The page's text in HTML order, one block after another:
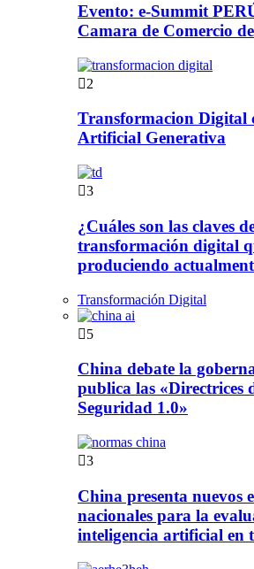
Evento: e-Summit
Camara de Comercio
2
Transformacion Digital
Artificial Generativa
3
¿Cuáles son las claves
transformación digital
produciendo
Transformación Digital
5
China debate la
publica las «Directrices
Seguridad 1.0»
3
China presenta nuevos
nacionales para la
inteligencia artificial en